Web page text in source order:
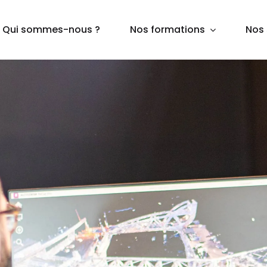
Qui sommes-nous ? Nos formations